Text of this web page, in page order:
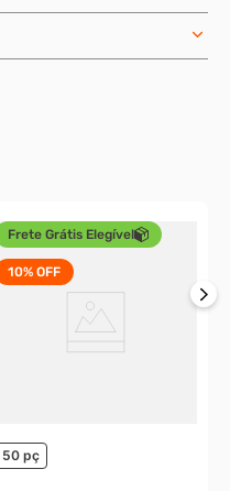
Frete Grátis Elegível
10% OFF
50 pç